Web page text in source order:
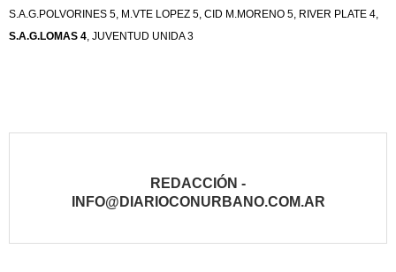
S.A.G.POLVORINES 5, M.VTE LOPEZ 5, CID M.MORENO 5, RIVER PLATE 4,
S.A.G.LOMAS 4, JUVENTUD UNIDA 3
REDACCIÓN -
INFO@DIARIOCONURBANO.COM.AR